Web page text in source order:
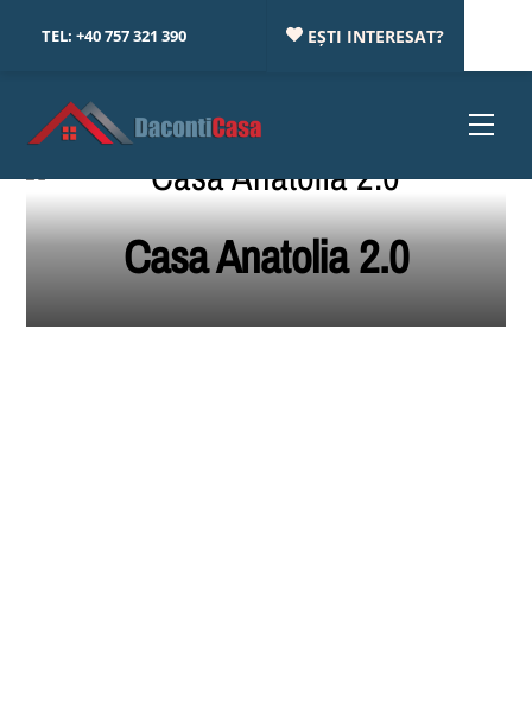
TEL: +40 757 321 390 EȘTI INTERESAT?
Menu
Casa Anatolia 2.0